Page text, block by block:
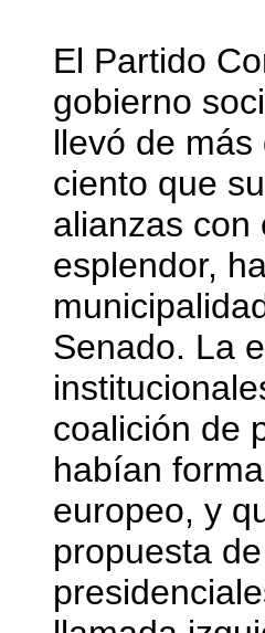
El Partido
gobierno
llevó de
ciento que
alianzas con
esplendor,
Senado. La
coalición de
habían
europeo, y
propuesta